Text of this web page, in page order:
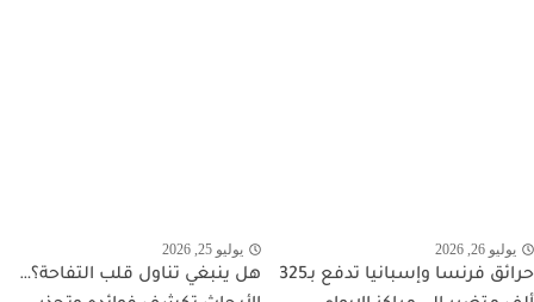
يوليو 26, 2026
حرائق فرنسا وإسبانيا تدفع بـ325
يوليو 25, 2026
هل ينبغي تناول قلب التفاحة؟…